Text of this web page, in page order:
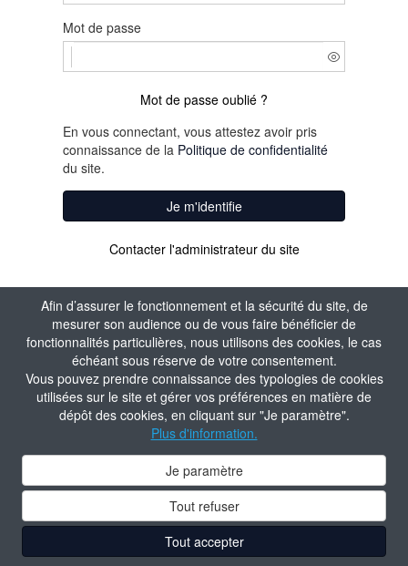
Afin d’assurer le fonctionnement et la sécurité du site, de
mesurer son audience ou de vous faire bénéficier de
fonctionnalités particulières, nous utilisons des cookies, le cas
échéant sous réserve de votre consentement.
Vous pouvez prendre connaissance des typologies de cookies
utilisées sur le site et gérer vos préférences en matière de
dépôt des cookies, en cliquant sur "Je paramètre".
Plus d'information.
Je paramètre
Tout refuser
Tout accepter
Mot de passe
Mot de passe oublié ?
En vous connectant, vous attestez avoir pris
connaissance de la Politique de confidentialité
du site.
Je m'identifie
Contacter l'administrateur du site